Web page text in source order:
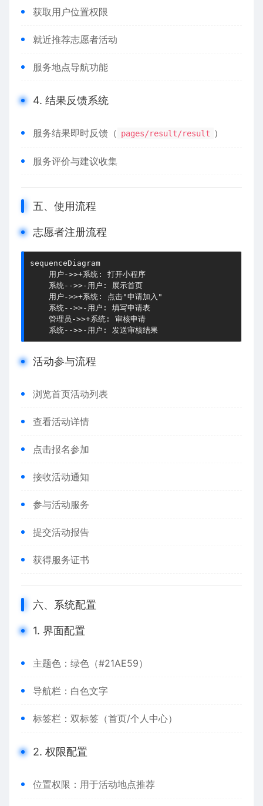
获取用户位置权限
就近推荐志愿者活动
服务地点导航功能
4. 结果反馈系统
服务结果即时反馈（ pages/result/result ）
服务评价与建议收集
五、使用流程
志愿者注册流程
sequenceDiagram
    用户->>+系统: 打开小程序
    系统-->>-用户: 展示首页
    用户->>+系统: 点击"申请加入"
    系统-->>-用户: 填写申请表
    管理员->>+系统: 审核申请
    系统-->>-用户: 发送审核结果
活动参与流程
浏览首页活动列表
查看活动详情
点击报名参加
接收活动通知
参与活动服务
提交活动报告
获得服务证书
六、系统配置
1. 界面配置
主题色：绿色（#21AE59）
导航栏：白色文字
标签栏：双标签（首页/个人中心）
2. 权限配置
位置权限：用于活动地点推荐